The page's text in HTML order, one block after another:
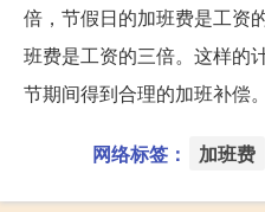
倍，节假日的加班费是工资
班费是工资的三倍。这样的
节期间得到合理的加班补偿。
网络标签： 加班费